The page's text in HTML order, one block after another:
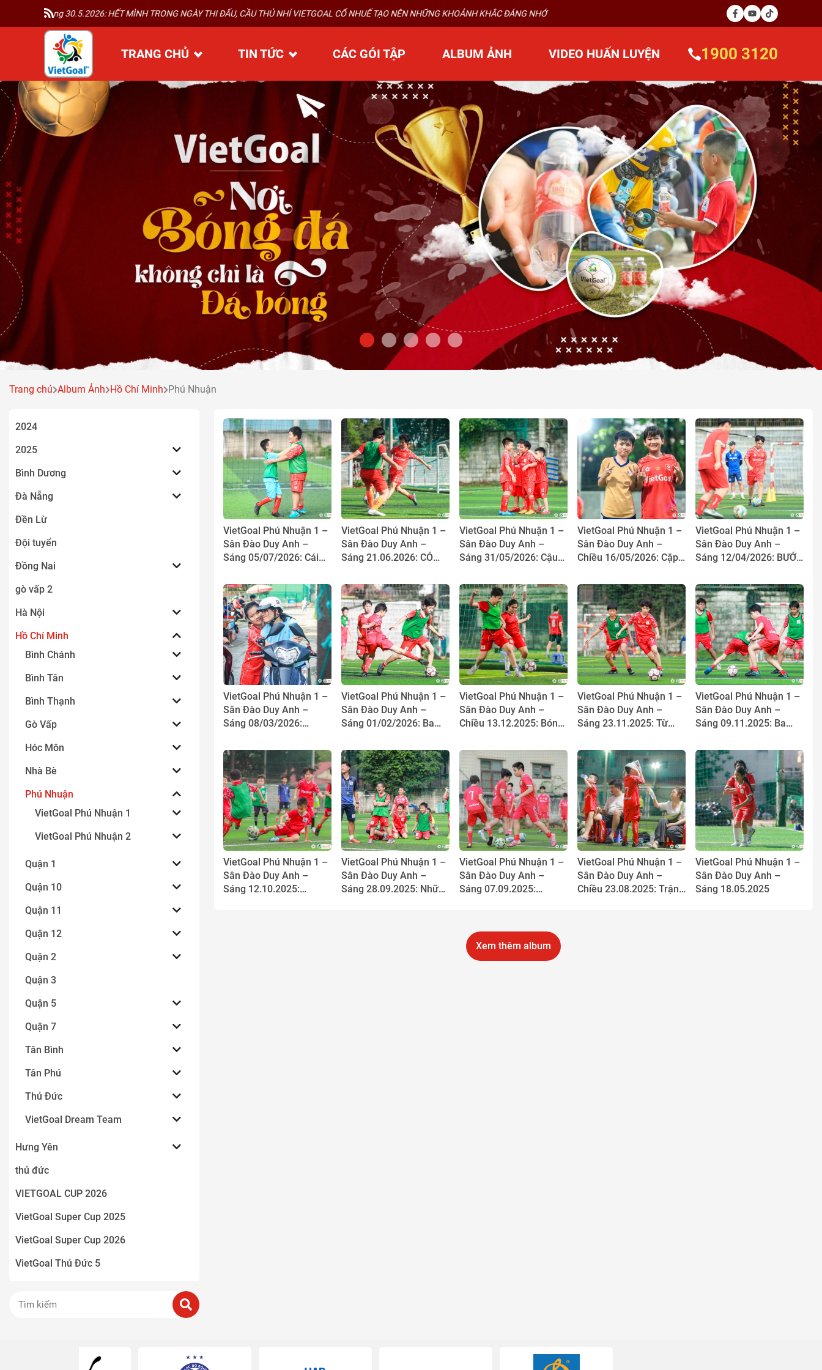
HẾT MÌNH TRONG NGÀY THI ĐẤU, CẦU THỦ NHÍ VIETGOAL CỔ NHUẾ TẠO NÊN NHỮNG KHOẢNH KHẮC ĐÁNG NHỚ
TRANG CHỦ TIN TỨC CÁC GÓI TẬP ALBUM ẢNH VIDEO HUẤN LUYỆN 1900 3120
Trang chủ Album Ảnh Hồ Chí Minh Phú Nhuận
2024
2025
Bình Dương
Đà Nẵng
Đền Lừ
Đội tuyển
Đồng Nai
gò vấp 2
Hà Nội
Hồ Chí Minh
Bình Chánh
Bình Tân
Bình Thạnh
Gò Vấp
Hóc Môn
Nhà Bè
Phú Nhuận
VietGoal Phú Nhuận 1
VietGoal Phú Nhuận 2
Quận 1
Quận 10
Quận 11
Quận 12
Quận 2
Quận 3
Quận 5
Quận 7
Tân Bình
Tân Phú
Thủ Đức
VietGoal Dream Team
Hưng Yên
thủ đức
VIETGOAL CUP 2026
VietGoal Super Cup 2025
VietGoal Super Cup 2026
VietGoal Thủ Đức 5
VietGoal Phú Nhuận 1 –
Sân Đào Duy Anh –
Sáng 05/07/2026: Cái
VietGoal Phú Nhuận 1 –
Sân Đào Duy Anh –
Sáng 21.06.2026: CÓ
ĐỨNG TRƯỚC HỌC TRÒ
ĐỂ DẪN ĐƯỜNG,
NHƯNG HLV KHÔI CHỌN
ĐI BÊN CẠNH
VietGoal Phú Nhuận 1 –
Sân Đào Duy Anh –
Sáng 31/05/2026: Cậu
Anh Duy
VietGoal Phú Nhuận 1 –
Sân Đào Duy Anh –
Chiều 16/05/2026: Cặp
Nhuận 1
VietGoal Phú Nhuận 1 –
Sân Đào Duy Anh –
Sáng 12/04/2026: BƯỚC
TOÀN” – CÂU CHUYỆN
TỪ SÂN PHÚ NHUẬN 1
VietGoal Phú Nhuận 1 –
Sân Đào Duy Anh –
Sáng 08/03/2026:
8/3 của VietGoal Phú
Nhuận 1
VietGoal Phú Nhuận 1 –
Sân Đào Duy Anh –
Sáng 01/02/2026: Ba
chiến đấu không ngừng
nghỉ
VietGoal Phú Nhuận 1 –
Sân Đào Duy Anh –
Chiều 13.12.2025: Bóng
VietGoal Phú Nhuận 1
VietGoal Phú Nhuận 1 –
Sân Đào Duy Anh –
Sáng 23.11.2025: Từ
cặp đôi “ngọn lửa kép”
VietGoal Phú Nhuận 1 –
Sân Đào Duy Anh –
Sáng 09.11.2025: Ba
tình yêu với trái bóng
tròn
VietGoal Phú Nhuận 1 –
Sân Đào Duy Anh –
Sáng 12.10.2025:
VietGoal Phú Nhuận 1 –
Sân Đào Duy Anh –
Sáng 28.09.2025: Những
VietGoal Phú Nhuận 1 –
Sân Đào Duy Anh –
Sáng 07.09.2025:
tinh thần không nghỉ
VietGoal Phú Nhuận 1 –
Sân Đào Duy Anh –
Chiều 23.08.2025: Trận
VietGoal Phú Nhuận 1 –
Sân Đào Duy Anh –
Sáng 18.05.2025
Xem thêm album